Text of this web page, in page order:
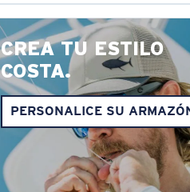
CREA TU ESTILO
COSTA.
PERSONALICE SU